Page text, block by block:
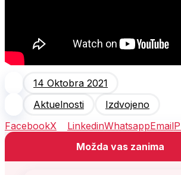
14 Oktobra 2021
Aktuelnosti
Izdvojeno
FacebookX LinkedinWhatsappEmail
Možda vas zanima